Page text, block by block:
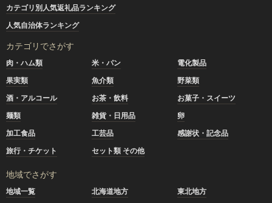
カテゴリ別人気返礼品ランキング
人気自治体ランキング
カテゴリでさがす
肉・ハム類 米・パン
電化製品
果実類
魚介類
野菜類
酒・アルコール
お茶・飲料
お菓子・スイーツ
麺類
雑貨・日用品
卵
加工食品
工芸品
感謝状・記念品
旅行・チケット
セット類 その他
地域でさがす
地域一覧 北海道地方
東北地方